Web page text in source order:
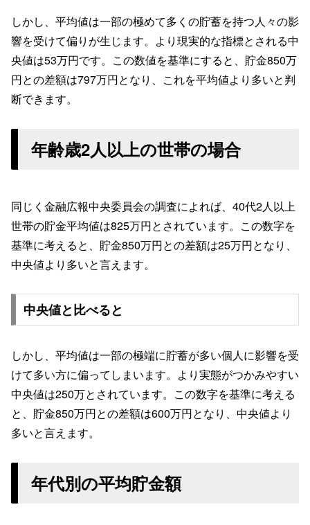
しかし、平均値は一部の極めて多くの貯蓄を持つ人々の影
響を受けて偏りが生じます。より現実的な指標とされる中
央値は53万円です。この数値を基準にすると、貯金850万
円との差額は797万円となり、これを平均値より多いと判
断できます。
年齢歳2人以上の世帯の場合
同じく金融広報中央委員会の調査によれば、40代2人以上
世帯の貯金平均値は825万円とされています。この数字を
基準に考えると、貯金850万円との差額は25万円となり、
中央値より多いと言えます。
中央値と比べると
しかし、平均値は一部の極端に貯蓄が多い個人に影響を受
けて多い方に偏ってしまいます。より実態がつかみやすい
中央値は250万とされています。この数字を基準に考える
と、貯金850万円との差額は600万円となり、中央値より
多いと言えます。
年代別の平均貯金額